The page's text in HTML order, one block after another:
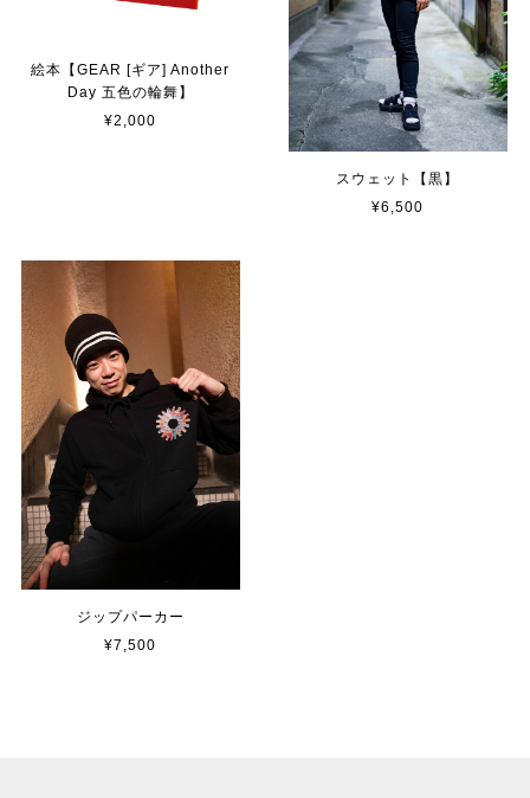
絵本【GEAR [ギア] Another
Day 五色の輪舞】
¥2,000
スウェット【黒】
¥6,500
ジップパーカー
¥7,500